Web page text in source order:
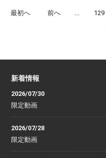
最初へ 前へ ... 129
新着情報
2026/07/30
限定動画
2026/07/28
限定動画